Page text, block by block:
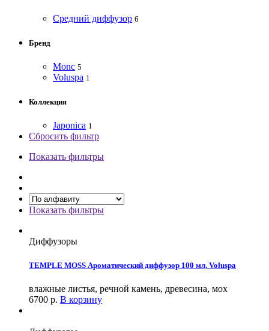
Средний диффузор 6
Бренд
Monc 5
Voluspa 1
Коллекция
Japonica 1
Сбросить фильтр
Показать фильтры
Показать фильтры
Диффузоры
TEMPLE MOSS Ароматический диффузор 100 мл, Voluspa
влажные листья, речной камень, древесина, мох
6700 р. В корзину